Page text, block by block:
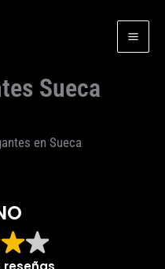
Sueca
en Sueca